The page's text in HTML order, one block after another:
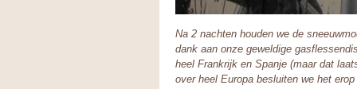
Na 2 nachten houden we de
dank aan onze geweldige
heel Frankrijk en Spanje (maar dat
over heel Europa besluiten we het